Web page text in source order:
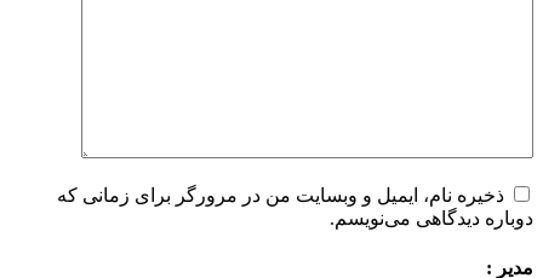
ذخیره نام، ایمیل و وبسایت من در مرورگر برای زمانی که
دوباره دیدگاهی می‌نویسم.
مدیر :